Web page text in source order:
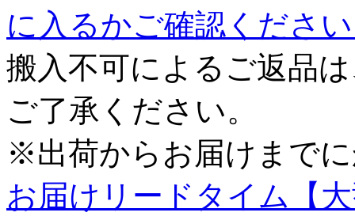
に入るかご確認くださ
搬入不可によるご返品
ご了承ください。
※出荷からお届けまで
お届けリードタイム【